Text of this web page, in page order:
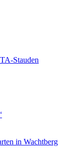
Stauden
in Wachtberg